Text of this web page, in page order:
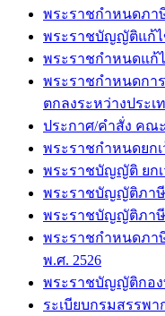
พระราชกำหนดภา
พระราชบัญญัติแก้ไ
พระราชกำหนดแก้
พระราชกำหนดกา
ตกลงระหว่างประเ
ประกาศ/คำสั่ง คณ
พระราชกำหนดยก
พระราชบัญญัติ ยกเ
พระราชบัญญัติภาษี
พระราชบัญญัติภา
พระราชกำหนดภา
พ.ศ. 2526
พระราชบัญญัติกอง
ระเบียบกรมสรรพ